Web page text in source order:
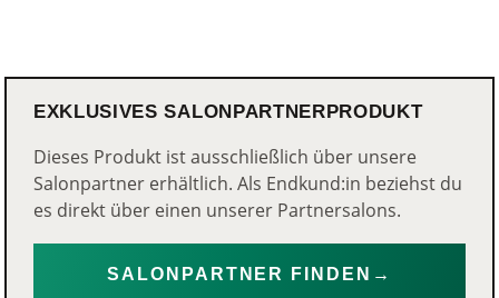
EXKLUSIVES SALONPARTNERPRODUKT
Dieses Produkt ist ausschließlich über unsere
Salonpartner erhältlich. Als Endkund:in beziehst du
es direkt über einen unserer Partnersalons.
SALONPARTNER FINDEN →